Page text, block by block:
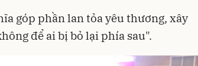
góp phần lan tỏa yêu thương, xây
để ai bị bỏ lại phía sau".